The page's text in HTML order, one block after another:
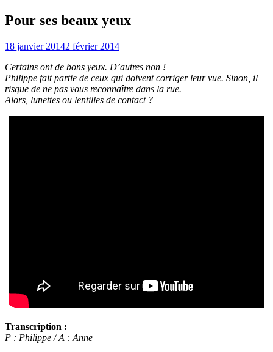
Pour ses beaux yeux
18 janvier 20142 février 2014
Certains ont de bons yeux. D’autres non !
Philippe fait partie de ceux qui doivent corriger leur vue. Sinon, il
risque de ne pas vous reconnaître dans la rue.
Alors, lunettes ou lentilles de contact ?
Transcription :
P : Philippe / A : Anne